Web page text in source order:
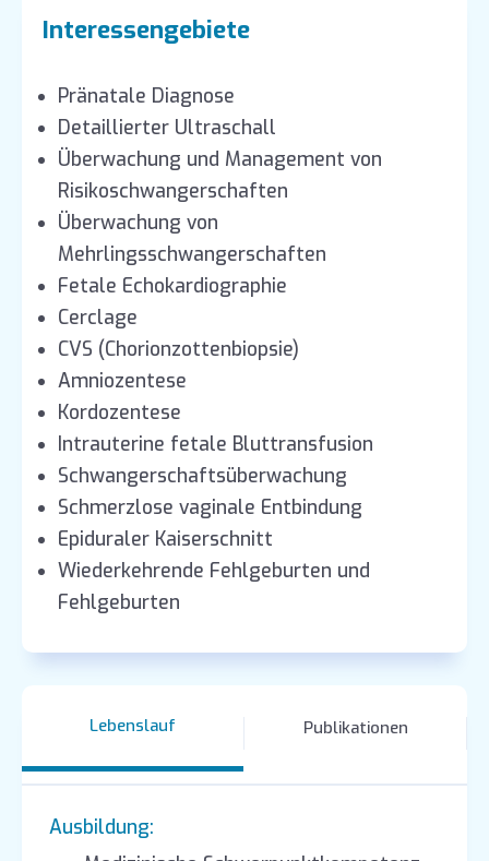
Interessengebiete
Pränatale Diagnose
Detaillierter Ultraschall
Überwachung und Management von
Risikoschwangerschaften
Überwachung von
Mehrlingsschwangerschaften
Fetale Echokardiographie
Cerclage
CVS (Chorionzottenbiopsie)
Amniozentese
Kordozentese
Intrauterine fetale Bluttransfusion
Schwangerschaftsüberwachung
Schmerzlose vaginale Entbindung
Epiduraler Kaiserschnitt
Wiederkehrende Fehlgeburten und
Fehlgeburten
Lebenslauf Publikationen
Ausbildung: